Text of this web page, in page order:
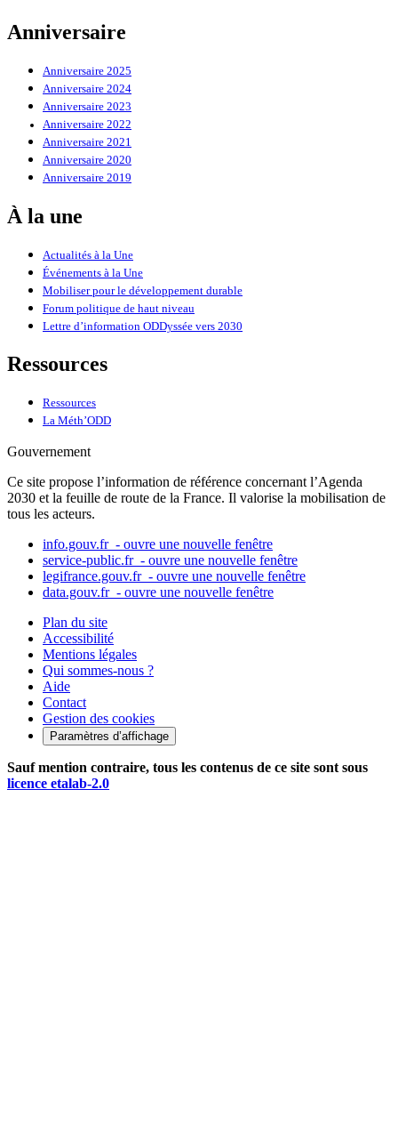
Anniversaire
Anniversaire 2025
Anniversaire 2024
Anniversaire 2023
Anniversaire 2022
Anniversaire 2021
Anniversaire 2020
Anniversaire 2019
À la une
Actualités à la Une
Événements à la Une
Mobiliser pour le développement durable
Forum politique de haut niveau
Lettre d’information ODDyssée vers 2030
Ressources
Ressources
La Méth’ODD
Gouvernement
Ce site propose l’information de référence concernant l’Agenda
2030 et la feuille de route de la France. Il valorise la mobilisation de
tous les acteurs.
info.gouv.fr - ouvre une nouvelle fenêtre
service-public.fr - ouvre une nouvelle fenêtre
legifrance.gouv.fr - ouvre une nouvelle fenêtre
data.gouv.fr - ouvre une nouvelle fenêtre
Plan du site
Accessibilité
Mentions légales
Qui sommes-nous ?
Aide
Contact
Gestion des cookies
Paramètres d’affichage
Sauf mention contraire, tous les contenus de ce site sont sous
licence etalab-2.0